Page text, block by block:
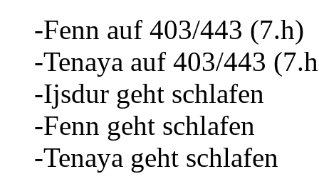
-Fenn auf 403/443 (7.h)
-Tenaya auf 403/443
-Ijsdur geht schlafen
-Fenn geht schlafen
-Tenaya geht schlafen